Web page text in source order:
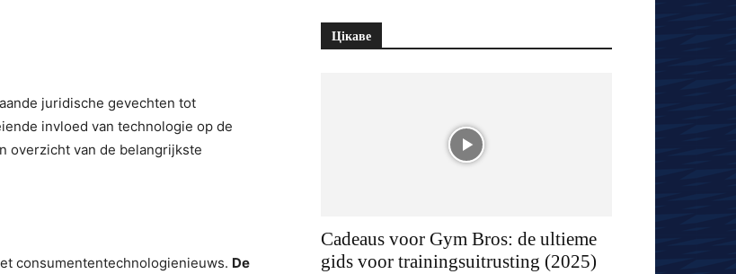
juridische gevechten tot
invloed van technologie op de
overzicht van de belangrijkste
consumententechnologienieuws. De
Цікаве
Cadeaus voor Gym Bros: de ultieme
gids voor trainingsuitrusting (2025)